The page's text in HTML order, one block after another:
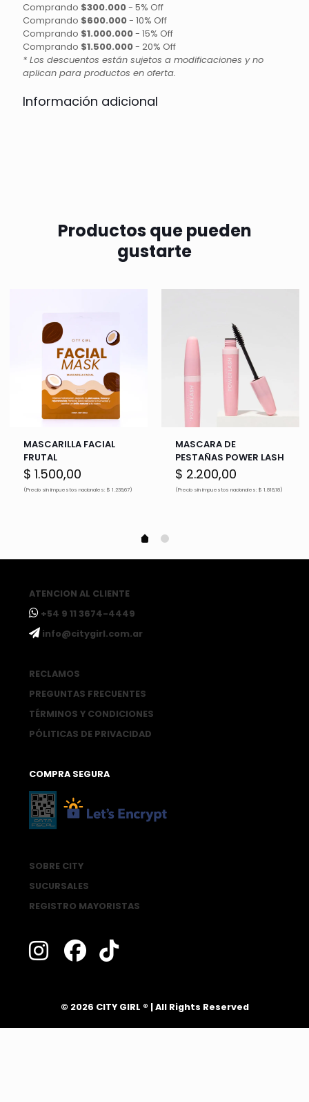
Comprando $300.000- 5% Off
Comprando $600.000- 10% Off
Comprando $1.000.000- 15% Off
Comprando $1.500.000- 20% Off
* Los descuentos están sujetos a modificaciones y no
aplican para productos en oferta.
Información adicional
Productos que pueden
gustarte
MASCARILLA FACIAL
FRUTAL
$ 1.500,00
(Precio sin impuestos nacionales: $ 1.239,67)
MASCARA DE
PESTAÑAS POWER LASH
$ 2.200,00
(Precio sin impuestos nacionales: $ 1.818,18)
ATENCION AL CLIENTE
ㅤ+54 9 11 3674-4449
ㅤinfo@citygirl.com.ar
RECLAMOS
PREGUNTAS FRECUENTES
TÉRMINOS Y CONDICIONES
PÓLITICAS DE PRIVACIDAD
COMPRA SEGURA
SOBRE CITY
SUCURSALES
REGISTRO MAYORISTAS
© 2026 CITY GIRL ® | All Rights Reserved